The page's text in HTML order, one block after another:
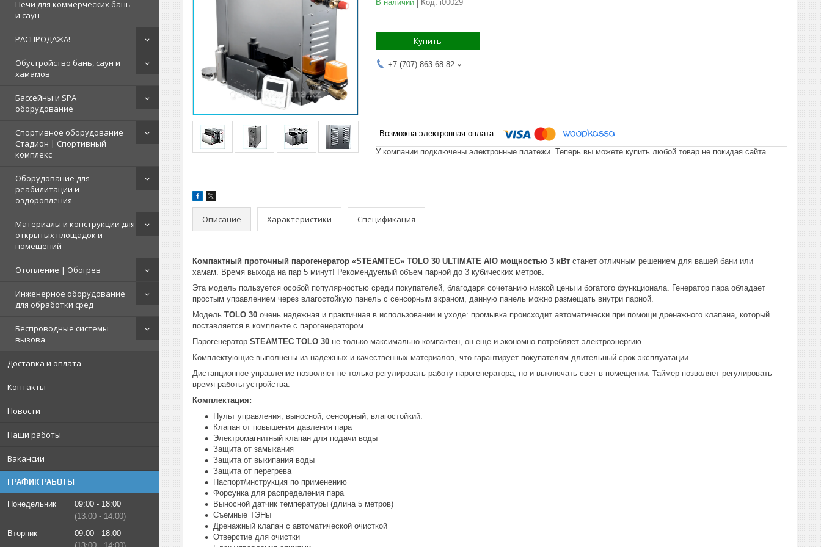
Печи для коммерческих бань
и саун
РАСПРОДАЖА!
Обустройство бань, саун и
хамамов
Бассейны и SPA
оборудование
Спортивное оборудование
Стадион | Cпортивный
комплекс
Оборудование для
реабилитации и
оздоровления
Материалы и конструкции для
открытых площадок и
помещений
Отопление | Обогрев
Инженерное оборудование
для обработки сред
Беспроводные системы
вызова
Доставка и оплата
Контакты
Новости
Наши работы
Вакансии
ГРАФИК РАБОТЫ
Понедельник 09:00
18:00
13:00
14:00
Вторник
09:00
18:00
В наличии Код: i00029
Купить
+7 (707) 863-68-82
У компании подключены электронные платежи. Теперь вы можете купить любой товар не покидая сайта.
Описание Характеристики Спецификация
Компактный проточный парогенератор «STEAMTEC» TOLO 30 ULTIMATE AIO мощностью 3 кВт станет отличным решением для вашей бани или
хамам. Время выхода на пар 5 минут! Рекомендуемый объем парной до 3 кубических метров.
Эта модель пользуется особой популярностью среди покупателей, благодаря сочетанию низкой цены и богатого функционала. Генератор пара обладает
простым управлением через влагостойкую панель с сенсорным экраном, данную панель можно размещать внутри парной.
Модель TOLO 30 очень надежная и практичная в использовании и уходе: промывка происходит автоматически при помощи дренажного клапана, который
поставляется в комплекте с парогенератором.
Парогенератор STEAMTEC TOLO 30 не только максимально компактен, он еще и экономно потребляет электроэнергию.
Комплектующие выполнены из надежных и качественных материалов, что гарантирует покупателям длительный срок эксплуатации.
Дистанционное управление позволяет не только регулировать работу парогенератора, но и выключать свет в помещении. Таймер позволяет регулировать
время работы устройства.
Комплектация:
Пульт управления, выносной, сенсорный, влагостойкий.
Клапан от повышения давления пара
Электромагнитный клапан для подачи воды
Защита от замыкания
Защита от выкипания воды
Защита от перегрева
Паспорт/инструкция по применению
Форсунка для распределения пара
Выносной датчик температуры (длина 5 метров)
Съемные ТЭНы
Дренажный клапан с автоматической очисткой
Отверстие для очистки